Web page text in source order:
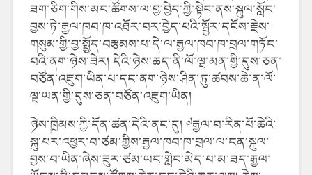
ཟག་ཅིག་གིས་མང་ཚོགས་ལ་བྱ་བྱེད་ཀྱི་སྟེང་ནས་སྐུལ་སློང་
བྱས་ཏེ་རྒྱལ་ཁབ་ཁ་འཐོར་བར་བྱེད་པའི་སྦྱོར་དངོས་རྗེས་
གསུམ་གྱི་བྱ་སྤྱོད་བརྩམས་པ་དེ་ལ་རྒྱལ་ཁབ་ཁ་བྲལ་གཏོང་
བའི་ནག་ཉེས་ཟེར། དེའི་ཉེས་ཆད་ནི་ལོ་ལྔ་མན་གྱི་དུས་ཅན་
བཙོན་འཇུག་ཡིན་པ་དང་ནག་ཉེས་ཤིན་ཏུ་ཚབས་ཆེ་ན་ལོ་
ལྔ་ཡན་གྱི་དུས་ཅན་བཙོན་འཇུག་ཡིན།
ཉེས་ཁྲིམས་ཀྱི་དོན་ཚན་དེའི་ནང་དུ། ༧རྒྱལ་བ་རིན་པོ་ཆེའི་
སྐུ་པར་འཕྱར་བ་ཙམ་གྱིས་རྒྱལ་ཁབ་ཁ་བྲལ་ལ་ངན་སྐུལ་
བྱས་བ་ཡིན་ཞེས་ཟུར་ཙམ་ཡང་གླེང་མེད་པ་མ་ཟད་རྒྱལ་